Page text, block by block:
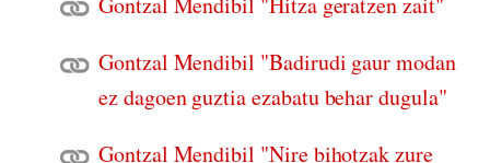
Gontzal Mendibil "Badirudi gaur modan
ez dagoen guztia ezabatu behar dugula"
Gontzal Mendibil "Nire bihotzak zure